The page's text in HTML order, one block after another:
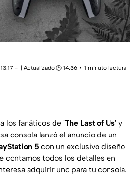
| Actualizado 🕑 14:36
1 minuto lectura
los fanáticos de 'The Last of Us' y
consola lanzó el anuncio de un
5 con un exclusivo diseño
contamos todos los detalles en
adquirir uno para tu consola.